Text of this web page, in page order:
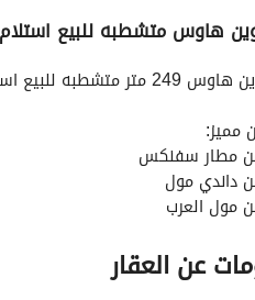
الاتجاهات والمؤشرات
هاوس متشطبه للبيع
قريب في كومباوند ذا استيتس الشيخ زايد
مميز:
مطار سفنكس
داندي مول
مول العرب
إلى محور 26 يوليو
مدارس وجامعات وخدمات يومية
عن العقار